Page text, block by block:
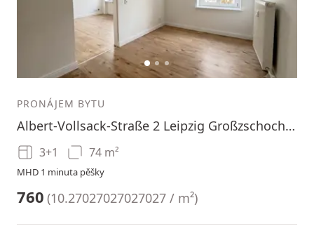
12 3
PRONÁJEM BYTU
Albert-Vollsack-Straße 2 Leipzig Großzschocher Sachsen 04249
3+1 74 m²
MHD 1 minuta pěšky
760 (10.27027027027027 / m²)